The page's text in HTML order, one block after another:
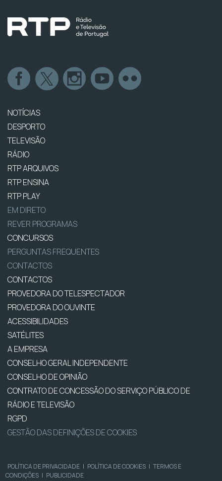
NOTÍCIAS
DESPORTO
TELEVISÃO
RÁDIO
RTP ARQUIVOS
RTP ENSINA
RTP PLAY
EM DIRETO
REVER PROGRAMAS
CONCURSOS
PERGUNTAS FREQUENTES
CONTACTOS
CONTACTOS
PROVEDORA DO TELESPECTADOR
PROVEDORA DO OUVINTE
ACESSIBILIDADES
SATÉLITES
A EMPRESA
CONSELHO GERAL INDEPENDENTE
CONSELHO DE OPINIÃO
CONTRATO DE CONCESSÃO DO SERVIÇO PÚBLICO DE
RÁDIO E TELEVISÃO
RGPD
GESTÃO DAS DEFINIÇÕES DE COOKIES
POLÍTICA DE PRIVACIDADE | POLÍTICA DE COOKIES | TERMOS E
CONDIÇÕES | PUBLICIDADE